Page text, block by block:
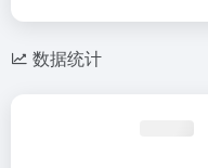
数据统计